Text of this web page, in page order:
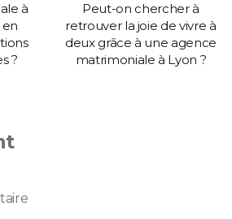
à
?
Peut-on chercher à
retrouver la joie de vivre à
deux grâce à une agence
matrimoniale à Lyon ?